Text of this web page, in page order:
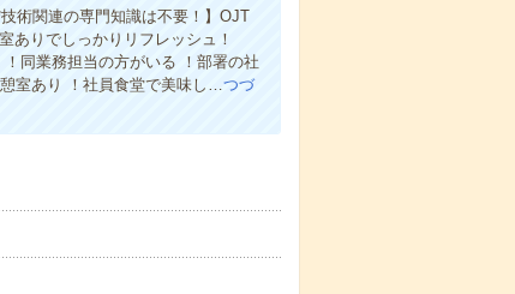
術関連の専門知識は不要！】OJT
ありでしっかりリフレッシュ！
同業務担当の方がいる ！部署の社
室あり ！社員食堂で美味し…つづ